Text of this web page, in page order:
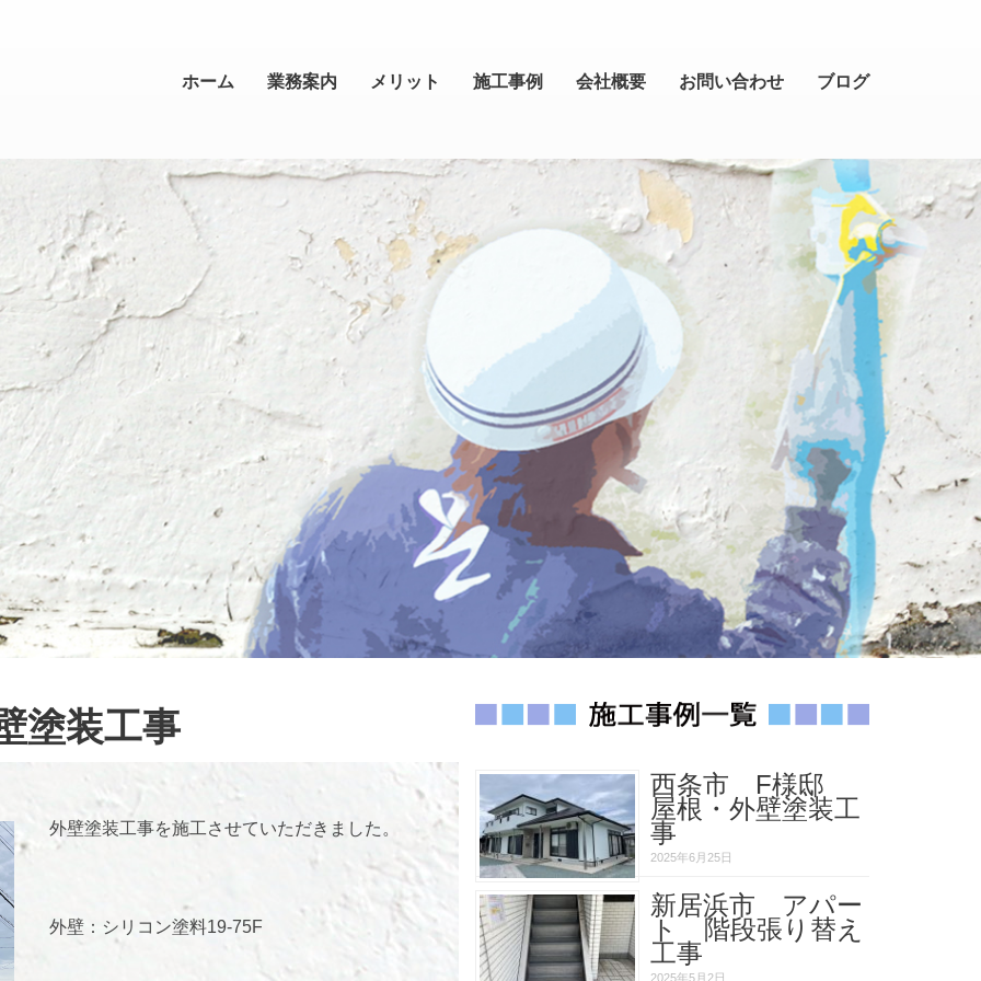
ホーム 業務案内 メリット 施工事例 会社概要 お問い合わせ ブログ
装工事
外壁塗装工事を施工させていただきました。
外壁：シリコン塗料19-75F
西条市 F様邸
屋根・外壁塗装工
事
2025年6月25日
新居浜市 アパー
ト 階段張り替え
工事
2025年5月2日